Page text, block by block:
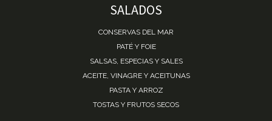
SALADOS
CONSERVAS DEL MAR
PATÉ Y FOIE
SALSAS, ESPECIAS Y SALES
ACEITE, VINAGRE Y ACEITUNAS
PASTA Y ARROZ
TOSTAS Y FRUTOS SECOS